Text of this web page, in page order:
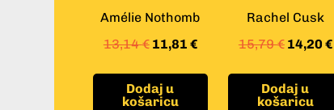
Amélie Nothomb
13,14€ 11,81 €
Dodaj u
košaricu
Rachel Cusk
15,79€ 14,20 €
Dodaj u
košaricu